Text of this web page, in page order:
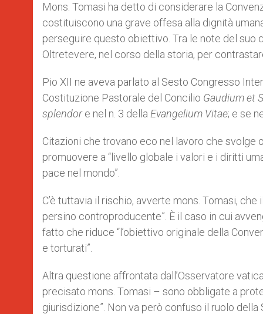
Mons. Tomasi ha detto di considerare la
costituiscono una grave offesa alla dignità
perseguire questo obiettivo. Tra le note del suo
Oltretevere, nel corso della storia, per
Pio XII ne aveva parlato al Sesto Congresso
Costituzione Pastorale del Concilio Gaudium et
splendore nel n. 3 della Evangelium Vitae; e se
Citazioni che trovano eco nel lavoro che svolge
promuovere a “livello globale i valori e i diritti
pace nel mondo”.
C’è tuttavia il rischio, avverte mons. Tomasi,
persino controproducente”. È il caso in cui
fatto che riduce “l’obiettivo originale della
e torturati”.
Altra questione affrontata dall’Osservatore
precisato mons. Tomasi – sono obbligate a
giurisdizione”. Non va però confuso il ruolo